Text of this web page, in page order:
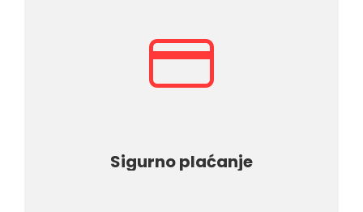
Sigurno plaćanje